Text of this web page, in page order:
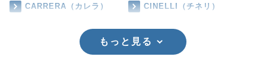
CARRERA（カレラ） CINELLI（チネリ）
もっと見る